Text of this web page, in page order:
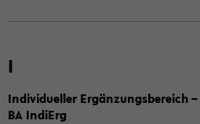
I
Individueller Ergänzungsbereich
BA IndiErg